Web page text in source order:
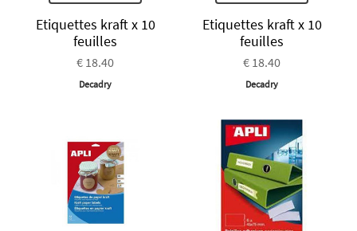
Etiquettes kraft x 10
feuilles
€ 18.40
Decadry
Etiquettes kraft x 10
feuilles
€ 18.40
Decadry